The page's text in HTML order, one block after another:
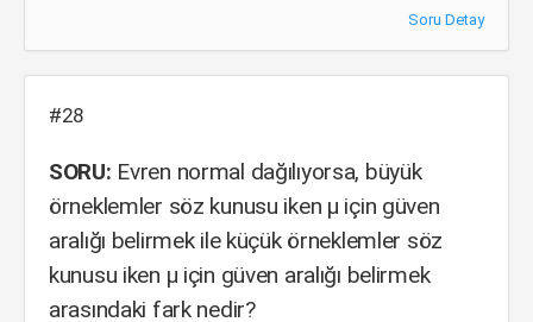
Soru Detay
#28
SORU: Evren normal dağılıyorsa, büyük
örneklemler söz kunusu iken µ için güven
aralığı belirmek ile küçük örneklemler söz
kunusu iken µ için güven aralığı belirmek
arasındaki fark nedir?